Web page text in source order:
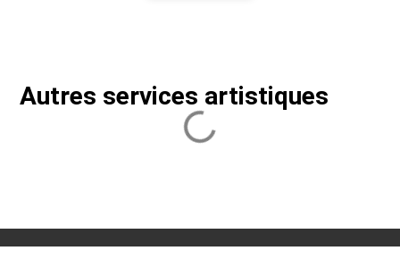
Autres services artistiques